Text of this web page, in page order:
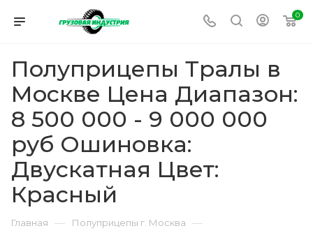
0
Полуприцепы Тралы в
Москве Цена Диапазон:
8 500 000 - 9 000 000
руб Ошиновка:
Двускатная Цвет:
Красный
Главная — Полуприцепы г. Москва —